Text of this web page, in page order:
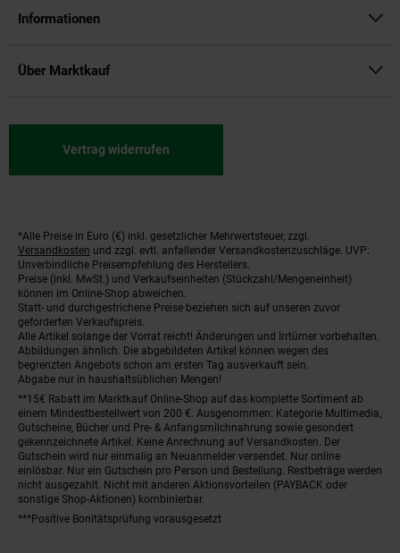
Informationen
Über Marktkauf
Vertrag widerrufen
Fußnoten
*Alle Preise in Euro (€) inkl. gesetzlicher Mehrwertsteuer, zzgl.
Versandkosten und zzgl. evtl. anfallender Versandkostenzuschläge. UVP:
Unverbindliche Preisempfehlung des Herstellers.
Preise (inkl. MwSt.) und Verkaufseinheiten (Stückzahl/Mengeneinheit)
können im Online-Shop abweichen.
Statt- und durchgestrichene Preise beziehen sich auf unseren zuvor
geforderten Verkaufspreis.
Alle Artikel solange der Vorrat reicht! Änderungen und Irrtümer vorbehalten.
Abbildungen ähnlich. Die abgebildeten Artikel können wegen des
begrenzten Angebots schon am ersten Tag ausverkauft sein.
Abgabe nur in haushaltsüblichen Mengen!
**15€ Rabatt im Marktkauf Online-Shop auf das komplette Sortiment ab
einem Mindestbestellwert von 200 €. Ausgenommen: Kategorie Multimedia,
Gutscheine, Bücher und Pre- & Anfangsmilchnahrung sowie gesondert
gekennzeichnete Artikel. Keine Anrechnung auf Versandkosten. Der
Gutschein wird nur einmalig an Neuanmelder versendet. Nur online
einlösbar. Nur ein Gutschein pro Person und Bestellung. Restbeträge werden
nicht ausgezahlt. Nicht mit anderen Aktionsvorteilen (PAYBACK oder
sonstige Shop-Aktionen) kombinierbar.
***Positive Bonitätsprüfung vorausgesetzt